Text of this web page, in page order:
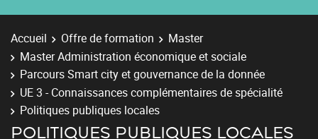
Accueil Offre de formation
Master
Master Administration économique et sociale
Parcours Smart city et gouvernance de la donnée
UE 3 - Connaissances complémentaires de spécialité
Politiques publiques locales
POLITIQUES PUBLIQUES LOCALES